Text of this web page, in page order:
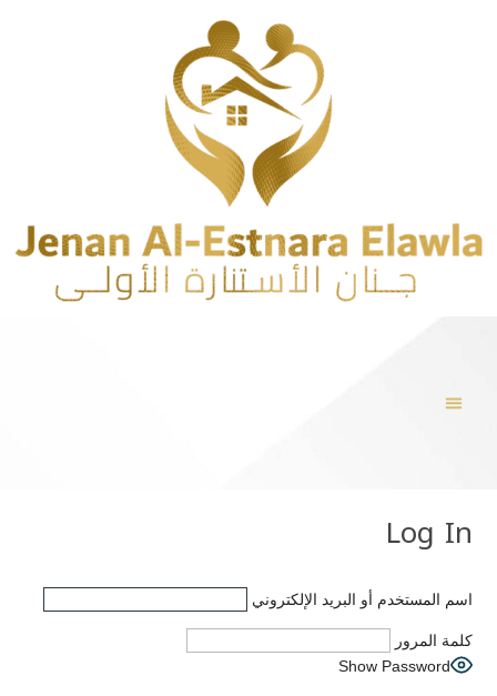
Log In
اسم المستخدم أو البريد الإلكتروني
كلمة المرور
Show Password